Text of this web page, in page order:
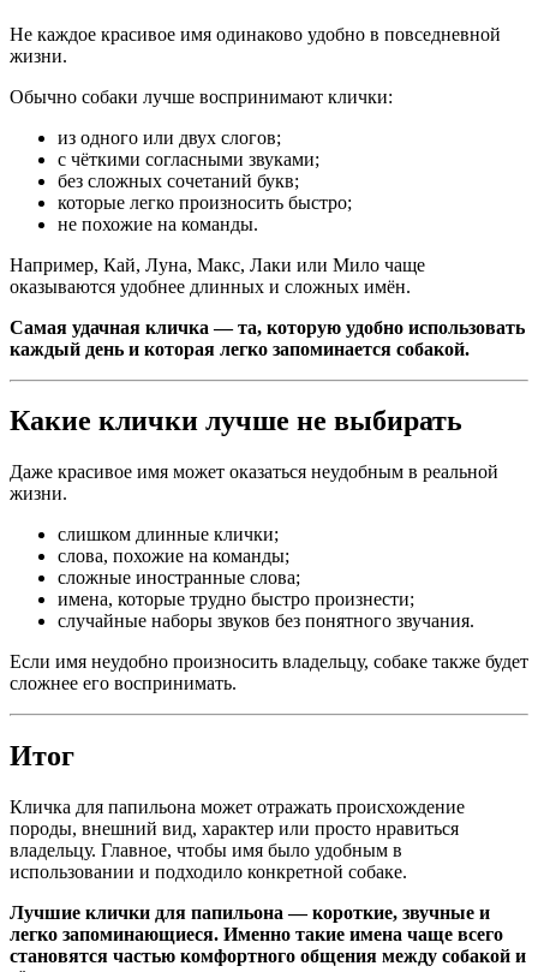
Не каждое красивое имя одинаково удобно в повседневной
жизни.
Обычно собаки лучше воспринимают клички:
из одного или двух слогов;
с чёткими согласными звуками;
без сложных сочетаний букв;
которые легко произносить быстро;
не похожие на команды.
Например, Кай, Луна, Макс, Лаки или Мило чаще
оказываются удобнее длинных и сложных имён.
Самая удачная кличка — та, которую удобно использовать
каждый день и которая легко запоминается собакой.
Какие клички лучше не выбирать
Даже красивое имя может оказаться неудобным в реальной
жизни.
слишком длинные клички;
слова, похожие на команды;
сложные иностранные слова;
имена, которые трудно быстро произнести;
случайные наборы звуков без понятного звучания.
Если имя неудобно произносить владельцу, собаке также будет
сложнее его воспринимать.
Итог
Кличка для папильона может отражать происхождение
породы, внешний вид, характер или просто нравиться
владельцу. Главное, чтобы имя было удобным в
использовании и подходило конкретной собаке.
Лучшие клички для папильона — короткие, звучные и
легко запоминающиеся. Именно такие имена чаще всего
становятся частью комфортного общения между собакой и